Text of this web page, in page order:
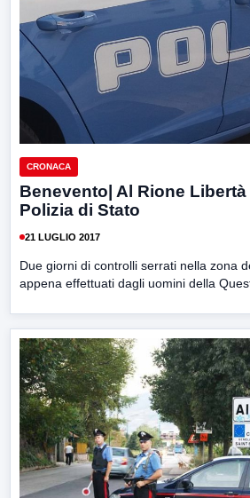
CRONACA
Benevento| Al Rione
Polizia di Stato
21 LUGLIO 2017
Due giorni di controlli serrati nella zona
appena effettuati dagli uomini della